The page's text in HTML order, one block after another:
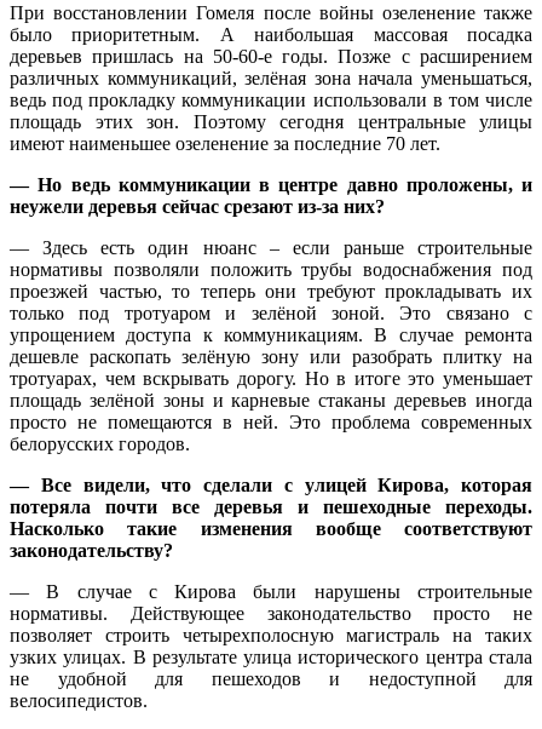
При восстановлении Гомеля после войны озеленение также
было приоритетным. А наибольшая массовая посадка
деревьев пришлась на 50-60-е годы. Позже с расширением
различных коммуникаций, зелёная зона начала уменьшаться,
ведь под прокладку коммуникации использовали в том числе
площадь этих зон. Поэтому сегодня центральные улицы
имеют наименьшее озеленение за последние 70 лет.
— Но ведь коммуникации в центре давно проложены, и
неужели деревья сейчас срезают из-за них?
— Здесь есть один нюанс – если раньше строительные
нормативы позволяли положить трубы водоснабжения под
проезжей частью, то теперь они требуют прокладывать их
только под тротуаром и зелёной зоной. Это связано с
упрощением доступа к коммуникациям. В случае ремонта
дешевле раскопать зелёную зону или разобрать плитку на
тротуарах, чем вскрывать дорогу. Но в итоге это уменьшает
площадь зелёной зоны и карневые стаканы деревьев иногда
просто не помещаются в ней. Это проблема современных
белорусских городов.
— Все видели, что сделали с улицей Кирова, которая
потеряла почти все деревья и пешеходные переходы.
Насколько такие изменения вообще соответствуют
законодательству?
— В случае с Кирова были нарушены строительные
нормативы. Действующее законодательство просто не
позволяет строить четырехполосную магистраль на таких
узких улицах. В результате улица исторического центра стала
не удобной для пешеходов и недоступной для
велосипедистов.